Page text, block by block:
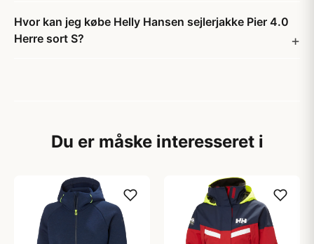
Hvor kan jeg købe Helly Hansen sejlerjakke Pier 4.0
Herre sort S?
Du er måske interesseret i